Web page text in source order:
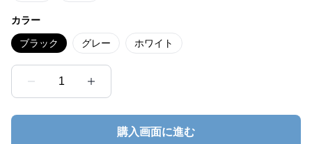
カラー
ブラック グレー ホワイト
1
購入画面に進む